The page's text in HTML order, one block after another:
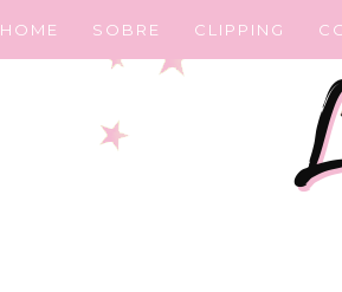
HOME SOBRE CLIPPING